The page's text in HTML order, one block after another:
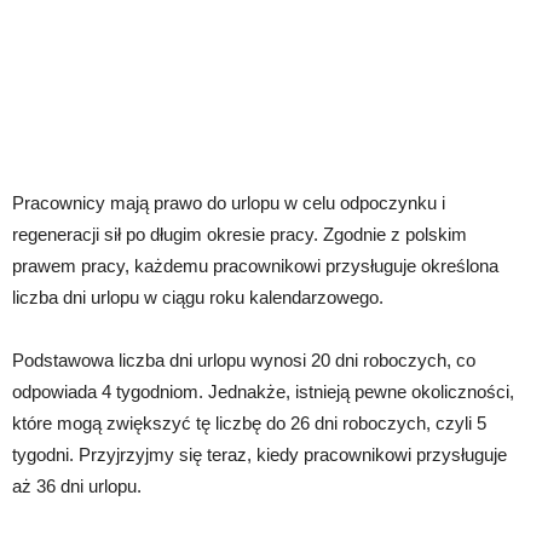
Pracownicy mają prawo do urlopu w celu odpoczynku i
regeneracji sił po długim okresie pracy. Zgodnie z polskim
prawem pracy, każdemu pracownikowi przysługuje określona
liczba dni urlopu w ciągu roku kalendarzowego.
Podstawowa liczba dni urlopu wynosi 20 dni roboczych, co
odpowiada 4 tygodniom. Jednakże, istnieją pewne okoliczności,
które mogą zwiększyć tę liczbę do 26 dni roboczych, czyli 5
tygodni. Przyjrzyjmy się teraz, kiedy pracownikowi przysługuje
aż 36 dni urlopu.